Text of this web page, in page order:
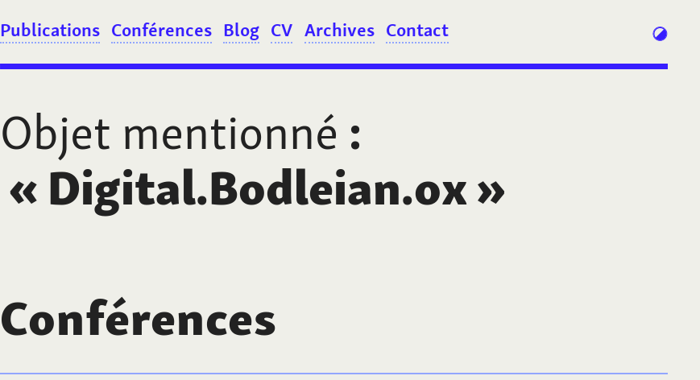
Publications Conférences Blog CV Archives Contact
Objet mentionné :
« Digital.Bodleian.ox»
Conférences